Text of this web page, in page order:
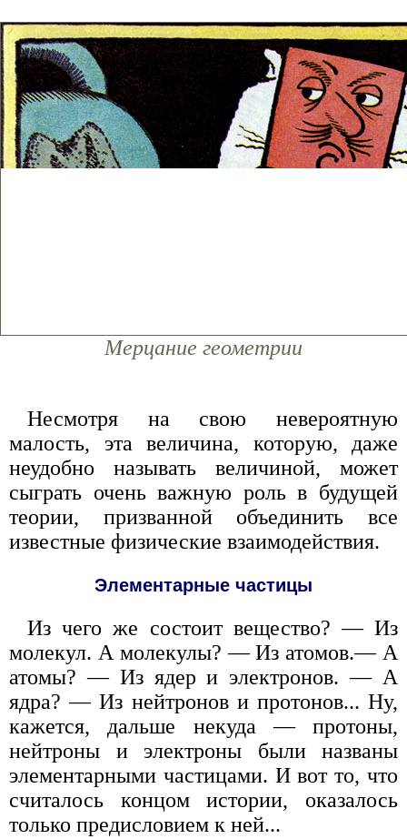
Мерцание геометрии
Несмотря на свою невероятную
малость, эта величина, которую, даже
неудобно называть величиной, может
сыграть очень важную роль в будущей
теории, призванной объединить все
известные физические взаимодействия.
Элементарные частицы
Из чего же состоит вещество? — Из
молекул. А молекулы? — Из атомов.— А
атомы? — Из ядер и электронов. — А
ядра? — Из нейтронов и протонов... Ну,
кажется, дальше некуда — протоны,
нейтроны и электроны были названы
элементарными частицами. И вот то, что
считалось концом истории, оказалось
только предисловием к ней...